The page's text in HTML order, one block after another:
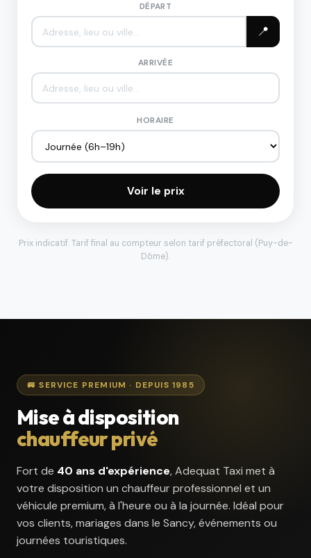
DÉPART
📍
ARRIVÉE
HORAIRE
Voir le prix
Prix indicatif. Tarif final au compteur selon tarif préfectoral (Puy-de-
Dôme).
🚐 SERVICE PREMIUM · DEPUIS 1985
Mise à disposition
chauffeur privé
Fort de 40 ans d'expérience, Adequat Taxi met à
votre disposition un chauffeur professionnel et un
véhicule premium, à l'heure ou à la journée. Idéal pour
vos clients, mariages dans le Sancy, événements ou
journées touristiques.